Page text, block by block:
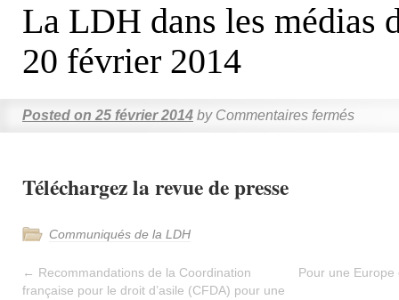
La LDH dans les médias
20 février 2014
Posted on 25 février 2014 by Commentaires fermés
Téléchargez la revue de presse
Communiqués de la LDH
← Recommandations de la Coordination
française pour le droit d’asile (CFDA) pour une
Pour une Europe